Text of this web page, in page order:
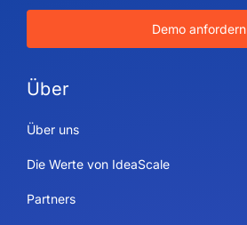
Demo anfordern
Über
Über uns
Die Werte von IdeaScale
Partners